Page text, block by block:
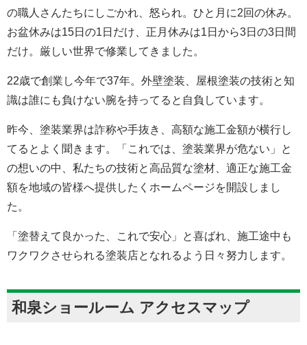
の職人さんたちにしごかれ、怒られ。ひと月に2回の休み。
お盆休みは15日の1日だけ、正月休みは1日から3日の3日間
だけ。厳しい世界で修業してきました。
22歳で創業し今年で37年。外壁塗装、屋根塗装の技術と知
識は誰にも負けない腕を持ってると自負しています。
昨今、塗装業界は詐称や手抜き、高額な施工金額が横行し
てるとよく聞きます。「これでは、塗装業界が危ない」と
の想いの中、私たちの技術と高品質な塗材、適正な施工金
額を地域の皆様へ提供したくホームページを開設しまし
た。
「塗替えて良かった、これで安心」と喜ばれ、施工途中も
ワクワクさせられる塗装店となれるよう日々努力します。
和泉ショールーム アクセスマップ